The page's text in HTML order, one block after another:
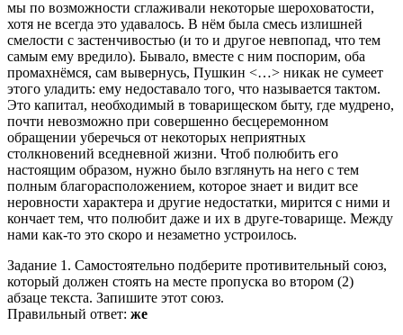
мы по возможности сглаживали некоторые шероховатости,
хотя не всегда это удавалось. В нём была смесь излишней
смелости с застенчивостью (и то и другое невпопад, что тем
самым ему вредило). Бывало, вместе с ним поспорим, оба
промахнёмся, сам вывернусь, Пушкин <…> никак не сумеет
этого уладить: ему недоставало того, что называется тактом.
Это капитал, необходимый в товарищеском быту, где мудрено,
почти невозможно при совершенно бесцеремонном
обращении уберечься от некоторых неприятных
столкновений вседневной жизни. Чтоб полюбить его
настоящим образом, нужно было взглянуть на него с тем
полным благорасположением, которое знает и видит все
неровности характера и другие недостатки, мирится с ними и
кончает тем, что полюбит даже и их в друге-товарище. Между
нами как-то это скоро и незаметно устроилось.
Задание 1. Самостоятельно подберите противительный союз,
который должен стоять на месте пропуска во втором (2)
абзаце текста. Запишите этот союз.
Правильный ответ: же